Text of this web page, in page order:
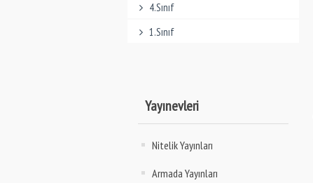
4.Sınıf
1.Sınıf
Yayınevleri
Nitelik Yayınları
Armada Yayınları